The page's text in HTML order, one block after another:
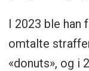
I 2023 ble han
omtalte
«donuts», og i